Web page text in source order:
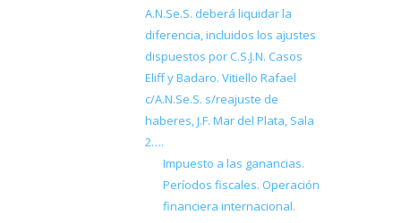
A.N.Se.S. deberá liquidar la
diferencia, incluidos los ajustes
dispuestos por C.S.J.N. Casos
Eliff y Badaro. Vitiello Rafael
c/A.N.Se.S. s/reajuste de
haberes, J.F. Mar del Plata, Sala
2….
Impuesto a las ganancias.
Períodos fiscales. Operación
financiera internacional.